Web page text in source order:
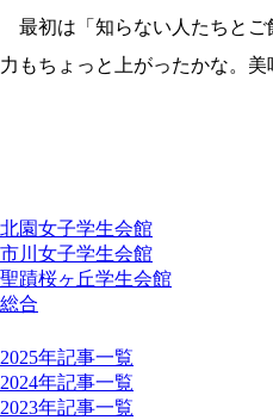
最初は「知らない人たちとご
力もちょっと上がったかな。
北園女子学生会館
市川女子学生会館
聖蹟桜ヶ丘学生会館
総合
2025年記事一覧
2024年記事一覧
2023年記事一覧